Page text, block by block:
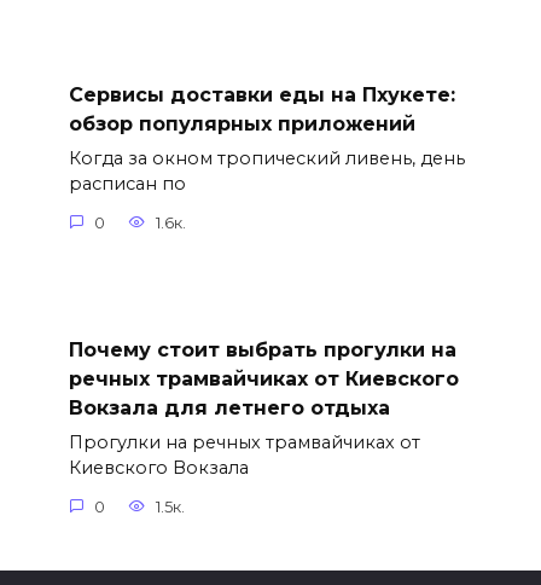
Сервисы доставки еды на Пхукете:
обзор популярных приложений
Когда за окном тропический ливень, день
расписан по
0 1.6к.
Почему стоит выбрать прогулки на
речных трамвайчиках от Киевского
Вокзала для летнего отдыха
Прогулки на речных трамвайчиках от
Киевского Вокзала
0 1.5к.